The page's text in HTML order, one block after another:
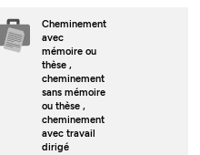
Cheminement
avec
mémoire ou
thèse ,
cheminement
sans mémoire
ou thèse ,
cheminement
avec travail
dirigé